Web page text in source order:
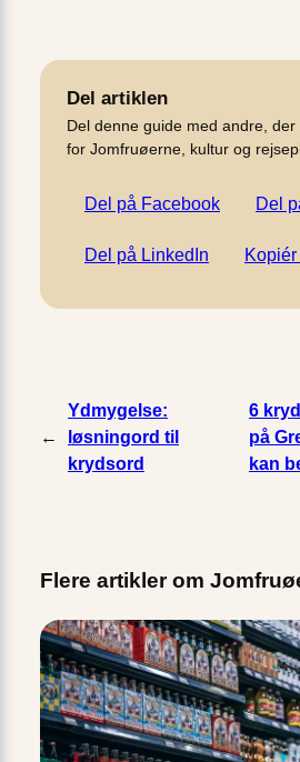
Del artiklen
Del denne guide med andre,
for Jomfruøerne, kultur og
Del på Facebook Del
Del på LinkedIn
←
Ydmygelse:
løsningord til
krydsord
6
på
kan
Flere artikler om